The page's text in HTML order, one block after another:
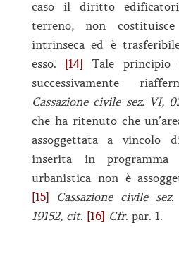
caso il diritto
terreno, non
intrinseca ed è
esso.
[14]
Tale
successivamente
Cassazione civile sez. VI,
che ha ritenuto che
assoggettata a vincolo
inserita in programma
urbanistica non è
[15]
Cassazione civile
19152, cit. [16] Cfr. par. 1.